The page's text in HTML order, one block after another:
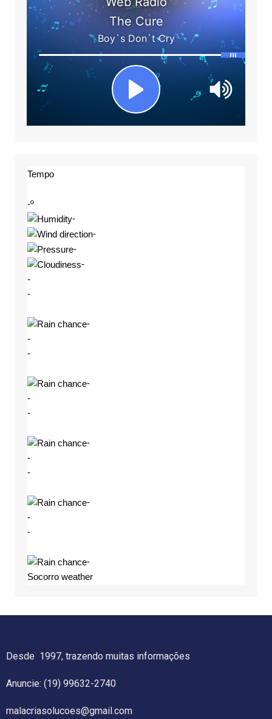
Tempo
-º
-
-
-
-
-
-
-
-
-
-
-
-
-
-
-
-
-
-
-
Socorro weather
Desde 1997, trazendo muitas informações
Anuncie: (19) 99632-2740
malacriasolucoes@gmail.com